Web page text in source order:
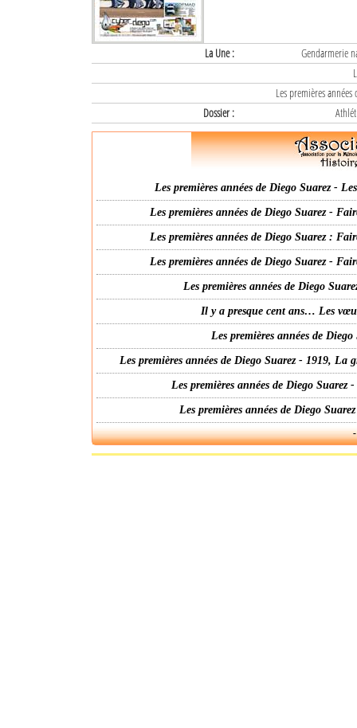
La Une :
Gendarmerie
Les premières
Dossier :
Les premières années de Diego Suarez -
Les premières années de Diego Suarez -
Les premières années de Diego Suarez :
Les premières années de Diego Suarez -
Les premières années de Diego
Il y a presque cent ans… Les
Les premières années de
Les premières années de Diego Suarez - 1919,
Les premières années de Diego
Les premières années de Diego